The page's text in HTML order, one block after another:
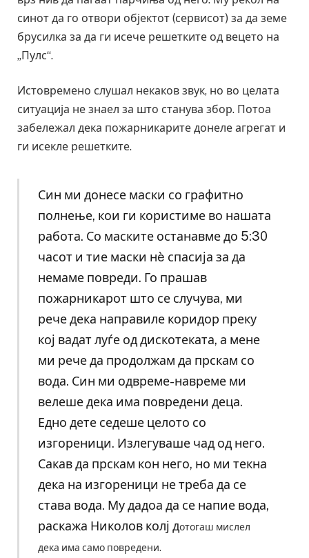
синот да го отвори објектот (сервисот) за да земе
брусилка за да ги исече решетките од вецето на
„Пулс“.
Истовремено слушал некаков звук, но во целата
ситуација не знаел за што станува збор. Потоа
забележал дека пожарникарите донеле агрегат и
ги исекле решетките.
Син ми донесе маски со графитно
полнење, кои ги користиме во нашата
работа. Со маските останавме до 5:30
часот и тие маски нè спасија за да
немаме повреди. Го прашав
пожарникарот што се случува, ми
рече дека направиле коридор преку
кој вадат луѓе од дискотеката, а мене
ми рече да продолжам да прскам со
вода. Син ми одвреме-навреме ми
велеше дека има повредени деца.
Едно дете седеше целото со
изгореници. Излегуваше чад од него.
Сакав да прскам кон него, но ми текна
дека на изгореници не треба да се
става вода. Му дадоа да се напие вода,
раскажа Николов колј дотогаш мислел
дека има само повредени.